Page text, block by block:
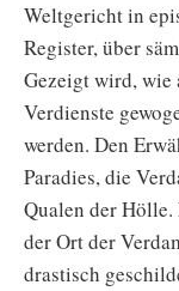
Weltgericht in
Register, über
Gezeigt wird, wie
Verdienste
werden. Den
Paradies, die
Qualen der
der Ort der
drastisch